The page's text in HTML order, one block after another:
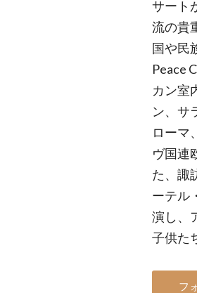
サート
流の貴
国や民
Peace
カン室
ン、サ
ローマ
ヴ国連
た、諏
ーテル
演し、
子供た
フ